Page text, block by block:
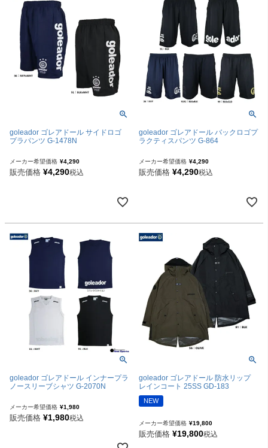
goleador ゴレアドール サイドロゴ
プラパンツ G-1478N
メーカー希望価格 ¥4,290
販売価格 ¥4,290税込
goleador ゴレアドール バックロゴプ
ラクティスパンツ G-864
メーカー希望価格 ¥4,290
販売価格 ¥4,290税込
goleador ゴレアドール インナープラ
ノースリーブシャツ G-2070N
メーカー希望価格 ¥1,980
販売価格 ¥1,980税込
goleador ゴレアドール 防水リップ
レインコート 25SS GD-183
NEW
メーカー希望価格 ¥19,800
販売価格 ¥19,800税込